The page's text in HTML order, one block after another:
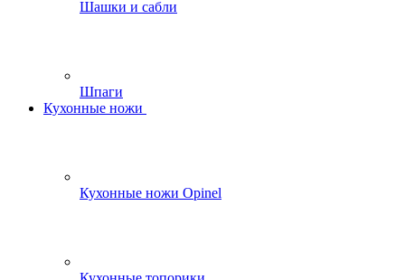
Шашки и сабли
Шпаги
Кухонные ножи
Кухонные ножи Opinel